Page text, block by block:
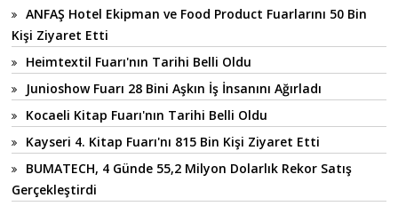
ANFAŞ Hotel Ekipman ve Food Product Fuarlarını 50 Bin
Kişi Ziyaret Etti
Heimtextil Fuarı'nın Tarihi Belli Oldu
Junioshow Fuarı 28 Bini Aşkın İş İnsanını Ağırladı
Kocaeli Kitap Fuarı'nın Tarihi Belli Oldu
Kayseri 4. Kitap Fuarı'nı 815 Bin Kişi Ziyaret Etti
BUMATECH, 4 Günde 55,2 Milyon Dolarlık Rekor Satış
Gerçekleştirdi